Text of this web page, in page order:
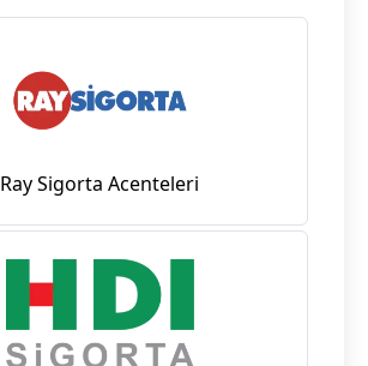
Ray Sigorta Acenteleri